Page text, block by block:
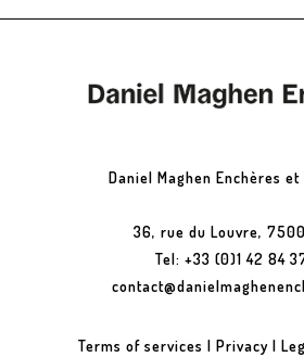
Daniel Maghen Enchères et
36, rue du Louvre,
Tel: +33 (0)1 42 84
Terms of services | Privacy |